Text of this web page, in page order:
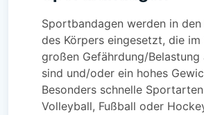
Sportbandagen werden in den
des Körpers eingesetzt, die
großen Gefährdung/Belastung
sind und/oder ein hohes
Besonders schnelle
Volleyball, Fußball oder